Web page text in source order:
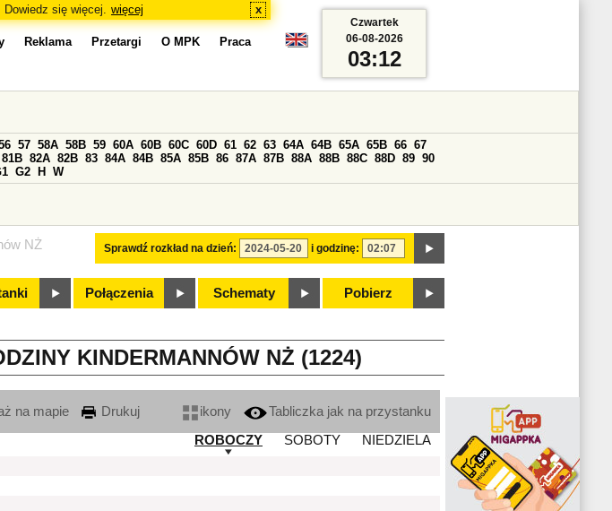
się więcej. więcej x
NŻ
Reklama Przetargi O MPK Praca
Sprawdź rozkład na dzień: i godzinę:
57 58A 58B 59 60A 60B 60C 60D 61 62 63 64A 64B 65A 65B 66 67
81B 82A 82B 83 84A 84B 85A 85B 86 87A 87B 88A 88B 88C 88D 89 90
G2 H W
Połączenia Schematy Pobierz
Czwartek
06-08-2026
03:12
KINDERMANNÓW NŻ (1224)
na mapie Drukuj ikony
Tabliczka jak na przystanku
ROBOCZY
SOBOTY
NIEDZIELA